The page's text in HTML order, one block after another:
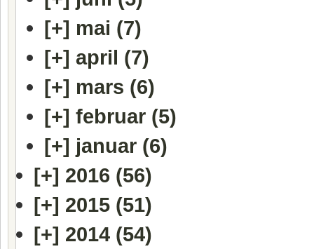
[+] mai (7)
[+] april (7)
[+] mars (6)
[+] februar (5)
[+] januar (6)
[+] 2016 (56)
[+] 2015 (51)
[+] 2014 (54)